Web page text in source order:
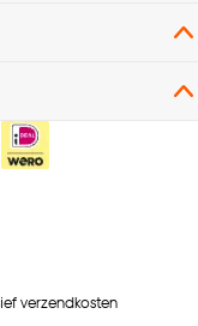
verzendkosten